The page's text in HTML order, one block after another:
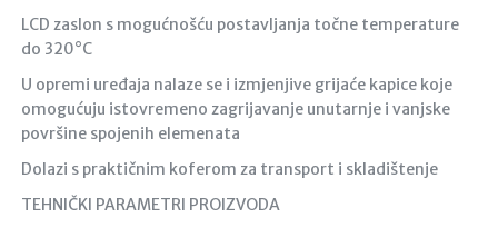
LCD zaslon s mogućnošću postavljanja točne temperature
do 320°C
U opremi uređaja nalaze se i izmjenjive grijaće kapice koje
omogućuju istovremeno zagrijavanje unutarnje i vanjske
površine spojenih elemenata
Dolazi s praktičnim koferom za transport i skladištenje
TEHNIČKI PARAMETRI PROIZVODA